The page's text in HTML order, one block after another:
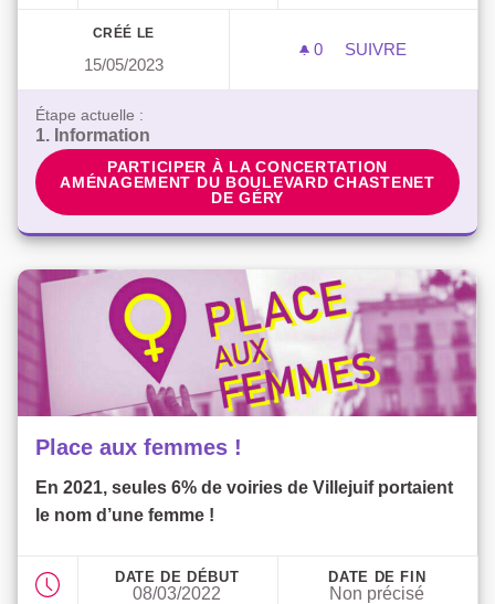
CRÉÉ LE
15/05/2023
0 0 ABONNÉ
SUIVRE
Étape actuelle :
1. Information
PARTICIPER À LA CONCERTATION
PARTICIPER À LA CONCERTATION
AMÉNAGEMENT DU BOULEVARD CHASTENET
DE GÉRY
Place aux femmes !
En 2021, seules 6% de voiries de Villejuif portaient
le nom d’une femme !
DATE DE DÉBUT
08/03/2022
DATE DE FIN
Non précisé